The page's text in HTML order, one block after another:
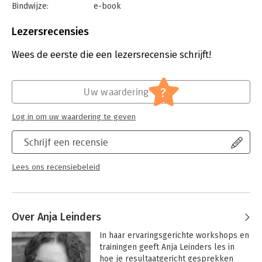
Bindwijze:
e-book
Bestandsformaat:
Uitgever:
Booklight
Hoofdrubriek: Communicatie en media
Lezersrecensies
Wees de eerste die een lezersrecensie schrijft!
Schrijf een recensie
Lees ons recensiebeleid
Uw waardering ?
Log in om uw waardering te geven
Over Anja Leinders
In haar ervaringsgerichte workshops en
trainingen geeft Anja Leinders les in
hoe je resultaatgericht gesprekken